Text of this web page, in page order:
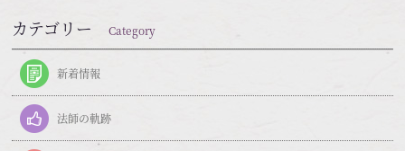
カテゴリーCategory
新着情報
法師の軌跡